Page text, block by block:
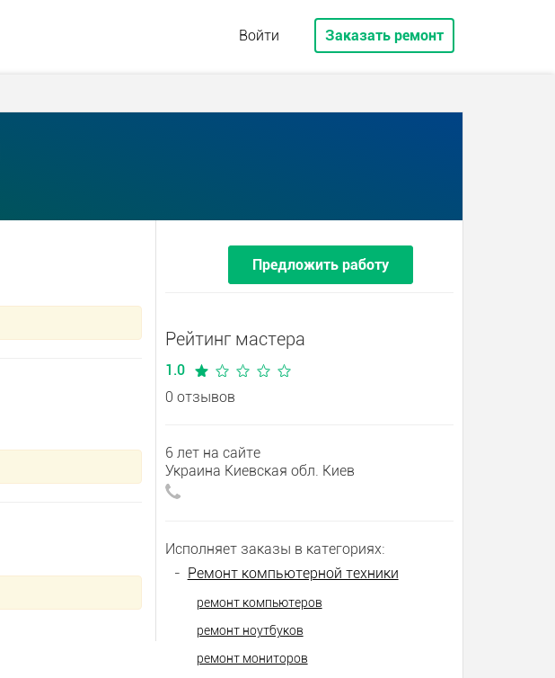
Войти Заказать ремонт
Предложить работу
Рейтинг мастера
1.0
0 отзывов
6 лет на сайте
Украина Киевская обл. Киев
Исполняет заказы в категориях:
- Ремонт компьютерной техники
ремонт компьютеров
ремонт ноутбуков
ремонт мониторов